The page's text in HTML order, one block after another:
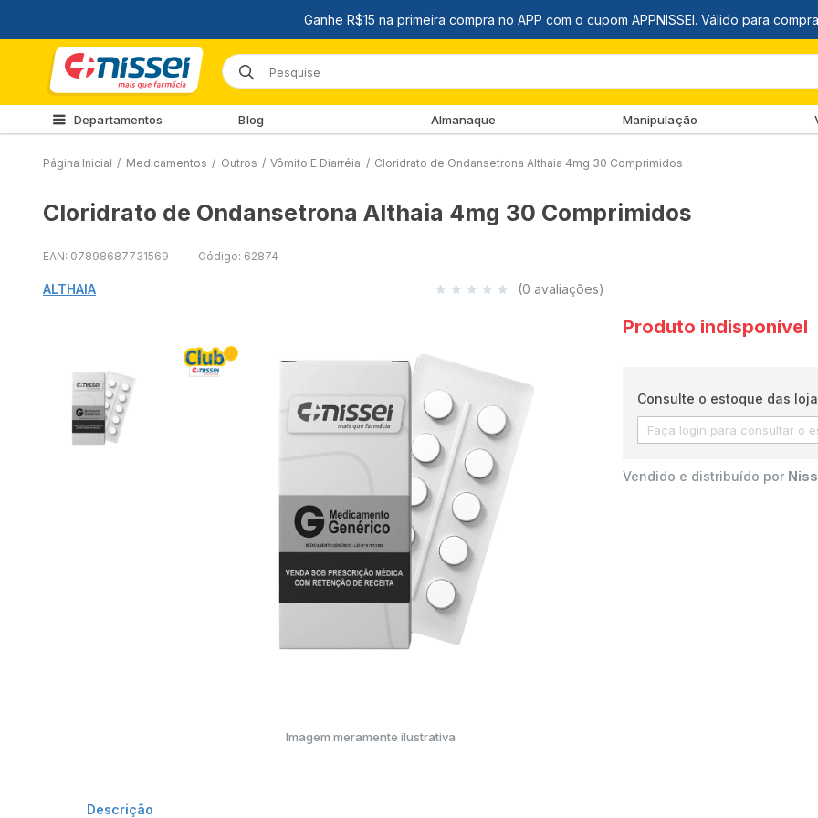
Departamentos Blog Almanaque Manipulação
Página Inicial / Medicamentos / Outros / Vômito E Diarréia / Cloridrato de Ondansetrona Althaia 4mg 30 Comprimidos
Cloridrato de Ondansetrona Althaia 4mg 30 Comprimidos
EAN: 07898687731569 Código: 62874
ALTHAIA (0 avaliações)
Imagem meramente ilustrativa
Produto indisponível
Consulte o estoque das
Vendido e distribuído por
Descrição